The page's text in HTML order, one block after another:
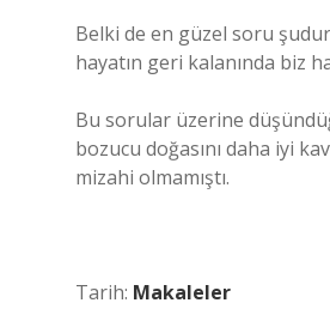
Belki de en güzel soru
hayatın geri kalanında biz
Bu sorular üzerine
bozucu doğasını daha iyi
mizahi olmamıştı.
Tarih: Makaleler